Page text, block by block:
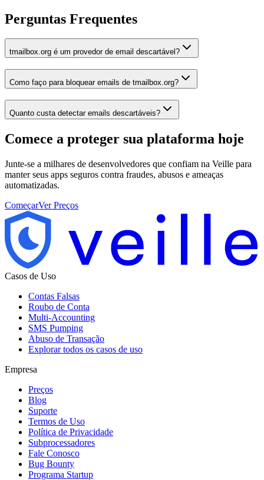
Perguntas Frequentes
tmailbox.org é um provedor de email descartável?
Como faço para bloquear emails de tmailbox.org?
Quanto custa detectar emails descartáveis?
Comece a proteger sua plataforma hoje
Junte-se a milhares de desenvolvedores que confiam na Veille para
manter seus apps seguros contra fraudes, abusos e ameaças
automatizadas.
ComeçarVer Preços
Casos de Uso
Contas Falsas
Roubo de Conta
Multi-Accounting
SMS Pumping
Abuso de Transação
Explorar todos os casos de uso
Empresa
Preços
Blog
Suporte
Termos de Uso
Política de Privacidade
Subprocessadores
Fale Conosco
Bug Bounty
Programa Startup